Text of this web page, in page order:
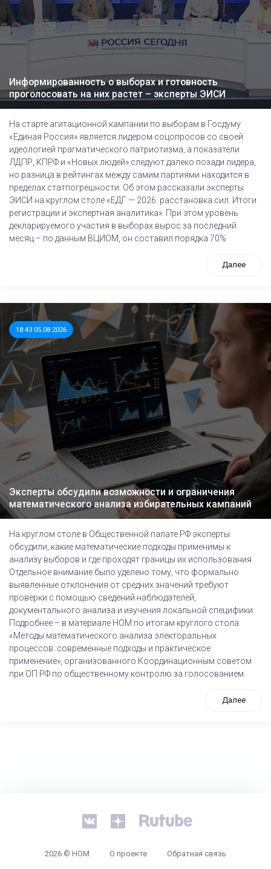
Информированность о выборах и готовность
проголосовать на них растет – эксперты ЭИСИ
На старте агитационной кампании по выборам в Госдуму
«Единая Россия» является лидером соцопросов со своей
идеологией прагматического патриотизма, а показатели
ЛДПР, КПРФ и «Новых людей» следуют далеко позади лидера,
но разница в рейтингах между самим партиями находится в
пределах статпогрешности. Об этом рассказали эксперты
ЭИСИ на круглом столе «ЕДГ — 2026: расстановка сил. Итоги
регистрации и экспертная аналитика». При этом уровень
декларируемого участия в выборах вырос за последний
месяц – по данным ВЦИОМ, он составил порядка 70%
Далее
18:43 05.08.2026
Эксперты обсудили возможности и ограничения
математического анализа избирательных кампаний
На круглом столе в Общественной палате РФ эксперты
обсудили, какие математические подходы применимы к
анализу выборов и где проходят границы их использования.
Отдельное внимание было уделено тому, что формально
выявленные отклонения от средних значений требуют
проверки с помощью сведений наблюдателей,
документального анализа и изучения локальной специфики.
Подробнее – в материале НОМ по итогам круглого стола
«Методы математического анализа электоральных
процессов: современные подходы и практическое
применение», организованного Координационным советом
при ОП РФ по общественному контролю за голосованием.
Далее
2026 © НОМ О проекте Обратная связь